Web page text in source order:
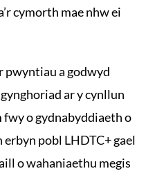
cymorth mae nhw ei
pwyntiau a godwyd
ar y cynllun
fwy o gydnabyddiaeth o
pobl LHDTC+ gael
o wahaniaethu megis